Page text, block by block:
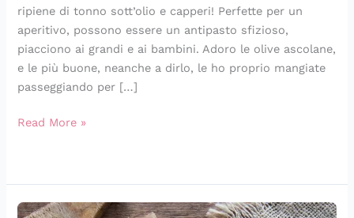
ripiene di tonno sott’olio e capperi! Perfette per un
aperitivo, possono essere un antipasto sfizioso,
piacciono ai grandi e ai bambini. Adoro le olive ascolane,
e le più buone, neanche a dirlo, le ho proprio mangiate
passeggiando per […]
Read More »
Formaggio